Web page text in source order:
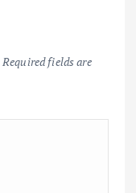
Required fields are